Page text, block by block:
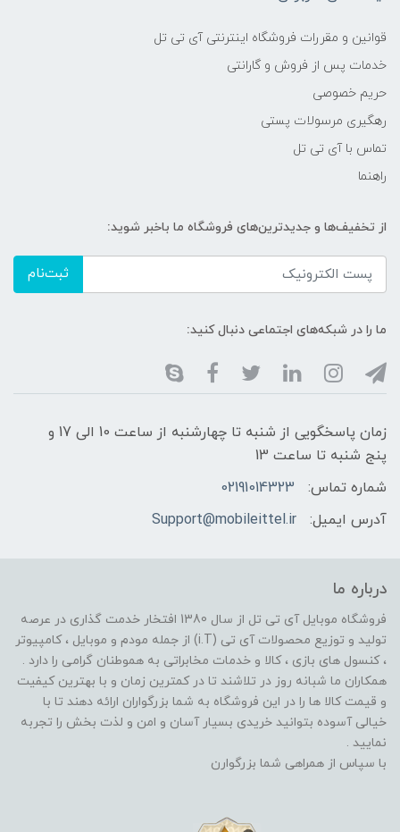
قوانین و مقررات فروشگاه اینترنتی آی تی تل
خدمات پس از فروش و گارانتی
حریم خصوصی
رهگیری مرسولات پستی
تماس با آی تی تل
راهنما
از تخفیف‌ها و جدیدترین‌های فروشگاه ما باخبر شوید:
ثبت‌نام
ما را در شبکه‌های اجتماعی دنبال کنید:
زمان پاسخگویی از شنبه تا چهارشنبه از ساعت 10 الی 17 و
پنج شنبه تا ساعت 13
شماره تماس:
02191014323
آدرس ایمیل:
Support@mobileittel.ir
درباره ما
فروشگاه موبایل آی تی تل از سال 1380 افتخار خدمت گذاری در عرصه
تولید و توزیع محصولات آی تی (i.T) از جمله مودم و موبایل ، کامپیوتر
، کنسول های بازی ، کالا و خدمات مخابراتی به هموطنان گرامی را دارد .
همکاران ما شبانه روز در تلاشند تا در کمترین زمان و با بهترین کیفیت
و قیمت کالا ها را در این فروشگاه به شما بزرگواران ارائه دهند تا با
خیالی آسوده بتوانید خریدی بسیار آسان و امن و لذت بخش را تجربه
نمایید .
با سپاس از همراهی شما بزرگوارن